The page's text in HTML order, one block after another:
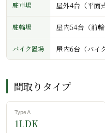
駐車場 屋外4台（平面
駐輪場 屋内54台（前
バイク置場 屋内6台（バイ
間取りタイプ
Type A
1LDK